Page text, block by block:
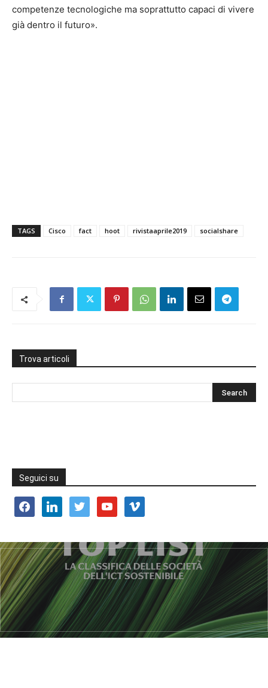
competenze tecnologiche ma soprattutto capaci di vivere
già dentro il futuro».
TAGS Cisco fact hoot rivistaaprile2019 socialshare
Trova articoli
Seguici su
facebooklinkedin twitter youtube vimeo